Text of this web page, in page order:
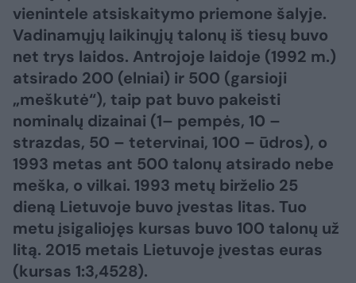
vienintele atsiskaitymo priemone šalyje.
Vadinamųjų laikinųjų talonų iš tiesų buvo
net trys laidos. Antrojoje laidoje (1992 m.)
atsirado 200 (elniai) ir 500 (garsioji
„meškutė“), taip pat buvo pakeisti
nominalų dizainai (1– pempės, 10 –
strazdas, 50 – tetervinai, 100 – ūdros), o
1993 metas ant 500 talonų atsirado nebe
meška, o vilkai. 1993 metų birželio 25
dieną Lietuvoje buvo įvestas litas. Tuo
metu įsigaliojęs kursas buvo 100 talonų už
litą. 2015 metais Lietuvoje įvestas euras
(kursas 1:3,4528).